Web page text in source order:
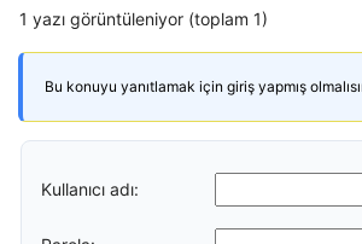
1 yazı görüntüleniyor (toplam 1)
Bu konuyu yanıtlamak için giriş yapmış
Kullanıcı adı: